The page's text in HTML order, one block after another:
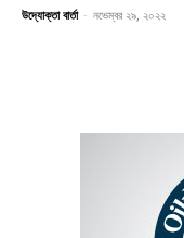
উদ্যোক্তা বার্তা - নভেম্বর ২৯, ২০২২